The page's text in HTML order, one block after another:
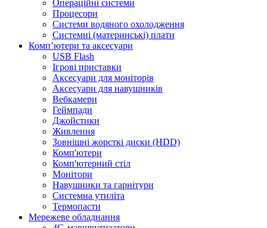
Операційні системи
Процесори
Системи водяного охолодження
Системні (материнські) плати
Компʼютери та аксесуари
USB Flash
Ігрові приставки
Аксесуари для моніторів
Аксесуари для навушників
Вебкамери
Геймпади
Джойстики
Живлення
Зовнішні жорсткі диски (HDD)
Комп'ютери
Комп'ютерний стіл
Монітори
Навушники та гарнітури
Системна утиліта
Термопасти
Мережеве обладнання